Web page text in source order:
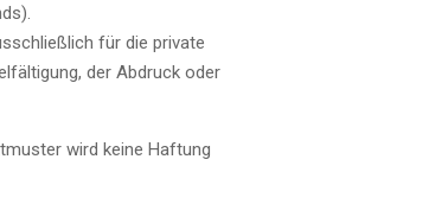
für die private
der Abdruck oder
wird keine Haftung